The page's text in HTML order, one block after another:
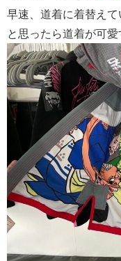
早速、道着に着替えて
と思ったら道着が可